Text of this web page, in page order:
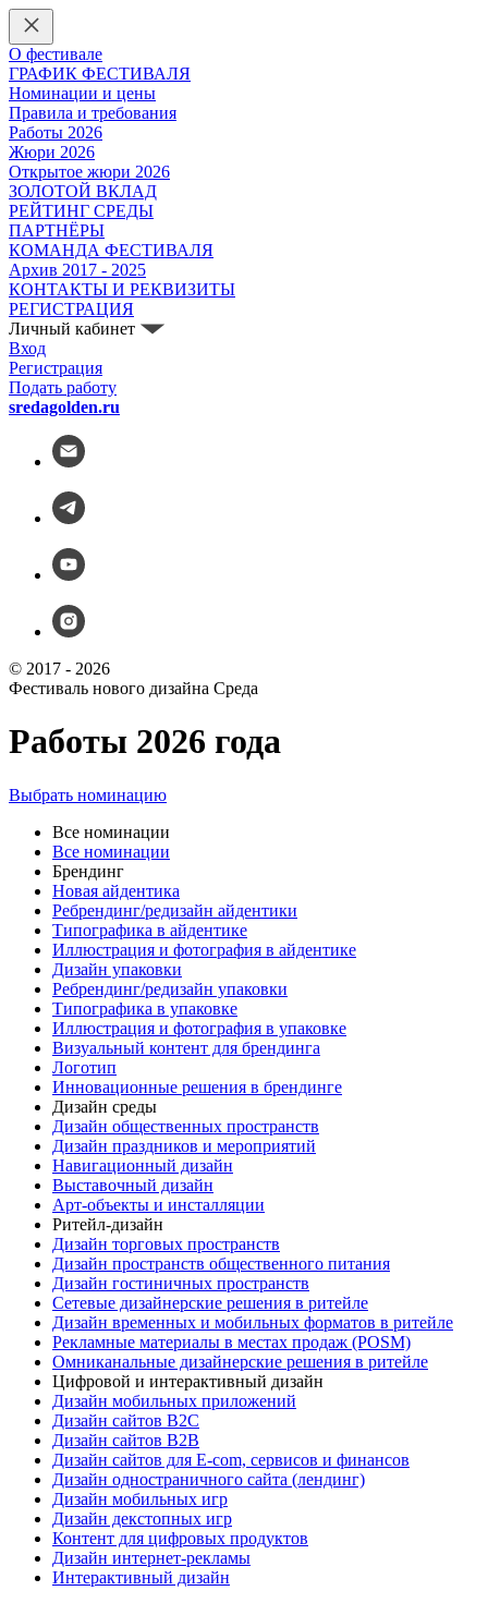
О фестивале
ГРАФИК ФЕСТИВАЛЯ
Номинации и цены
Правила и требования
Работы 2026
Жюри 2026
Открытое жюри 2026
ЗОЛОТОЙ ВКЛАД
РЕЙТИНГ СРЕДЫ
ПАРТНЁРЫ
КОМАНДА ФЕСТИВАЛЯ
Архив 2017 - 2025
КОНТАКТЫ И РЕКВИЗИТЫ
РЕГИСТРАЦИЯ
Личный кабинет
Вход
Регистрация
Подать работу
sredagolden.ru
© 2017 - 2026
Фестиваль нового дизайна Среда
Работы 2026 года
Выбрать номинацию
Все номинации
Все номинации
Брендинг
Новая айдентика
Ребрендинг/редизайн айдентики
Типографика в айдентике
Иллюстрация и фотография в айдентике
Дизайн упаковки
Ребрендинг/редизайн упаковки
Типографика в упаковке
Иллюстрация и фотография в упаковке
Визуальный контент для брендинга
Логотип
Инновационные решения в брендинге
Дизайн среды
Дизайн общественных пространств
Дизайн праздников и мероприятий
Навигационный дизайн
Выставочный дизайн
Арт-объекты и инсталляции
Ритейл-дизайн
Дизайн торговых пространств
Дизайн пространств общественного питания
Дизайн гостиничных пространств
Сетевые дизайнерские решения в ритейле
Дизайн временных и мобильных форматов в ритейле
Рекламные материалы в местах продаж (POSM)
Омниканальные дизайнерские решения в ритейле
Цифровой и интерактивный дизайн
Дизайн мобильных приложений
Дизайн сайтов B2C
Дизайн сайтов B2B
Дизайн сайтов для E-com, сервисов и финансов
Дизайн одностраничного сайта (лендинг)
Дизайн мобильных игр
Дизайн декстопных игр
Контент для цифровых продуктов
Дизайн интернет-рекламы
Интерактивный дизайн